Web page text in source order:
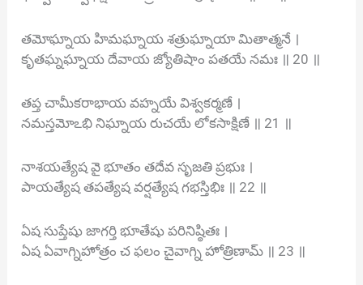
తమోఘ్నాయ హిమఘ్నాయ శత్రుఘ్నాయా మితాత్మనే ।
కృతఘ్నఘ్నాయ దేవాయ జ్యోతిషాం పతయే నమః ॥ 20 ॥
తప్త చామీకరాభాయ వహ్నయే విశ్వకర్మణే ।
నమస్తమోఽభి నిఘ్నాయ రుచయే లోకసాక్షిణే ॥ 21 ॥
నాశయత్యేష వై భూతం తదేవ సృజతి ప్రభుః ।
పాయత్యేష తపత్యేష వర్షత్యేష గభస్తిభిః ॥ 22 ॥
ఏష సుప్తేషు జాగర్తి భూతేషు పరినిష్ఠితః ।
ఏష ఏవాగ్నిహోత్రం చ ఫలం చైవాగ్ని హోత్రిణామ్ ॥ 23 ॥